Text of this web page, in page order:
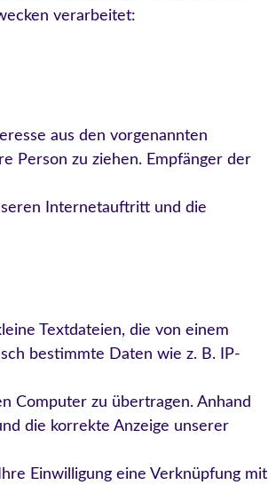
verarbeitet:
aus den vorgenannten
Person zu ziehen. Empfänger der
Internetauftritt und die
Textdateien, die von einem
bestimmte Daten wie z. B. IP-
Computer zu übertragen. Anhand
die korrekte Anzeige unserer
Einwilligung eine Verknüpfung mit